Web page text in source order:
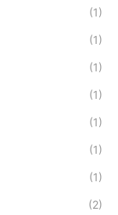
(1)
(1)
(1)
(1)
(1)
(1)
(1)
(2)